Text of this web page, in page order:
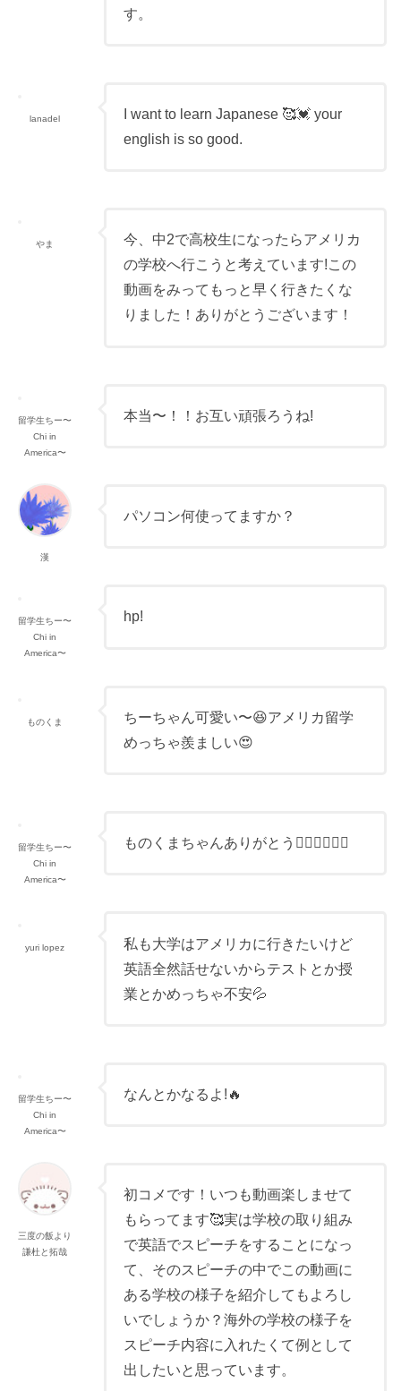
す。
lanadel
I want to learn Japanese 🥰💓 your
english is so good.
やま
今、中2で高校生になったらアメリカ
の学校へ行こうと考えています!この
動画をみってもっと早く行きたくな
りました！ありがとうございます！
留学生ちー〜
Chi in
America〜
本当〜！！お互い頑張ろうね!
漢
パソコン何使ってますか？
留学生ちー〜
Chi in
America〜
hp!
ものくま
ちーちゃん可愛い〜😆アメリカ留学
めっちゃ羨ましい😍
留学生ちー〜
Chi in
America〜
ものくまちゃんありがとう🙇‍♀️🙇‍♀️❤️‍🔥
yuri lopez
私も大学はアメリカに行きたいけど
英語全然話せないからテストとか授
業とかめっちゃ不安💦
留学生ちー〜
Chi in
America〜
なんとかなるよ!🔥
三度の飯より
謙杜と拓哉
初コメです！いつも動画楽しませて
もらってます🥰実は学校の取り組み
で英語でスピーチをすることになっ
て、そのスピーチの中でこの動画に
ある学校の様子を紹介してもよろし
いでしょうか？海外の学校の様子を
スピーチ内容に入れたくて例として
出したいと思っています。